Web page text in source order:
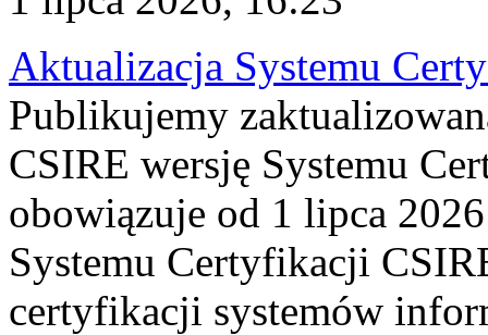
Aktualizacja Systemu
Publikujemy
CSIRE wersję Systemu
obowiązuje od 1 lipca
Systemu Certyfikacji
certyfikacji systemów